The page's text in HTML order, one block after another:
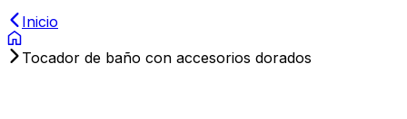
Inicio
Tocador de baño con accesorios dorados